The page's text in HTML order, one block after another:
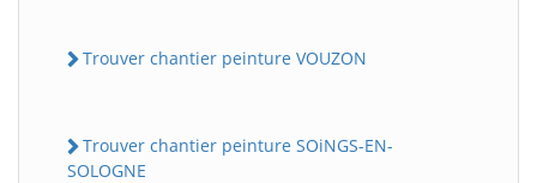
Trouver chantier peinture VOUZON
Trouver chantier peinture SOiNGS-EN-
SOLOGNE